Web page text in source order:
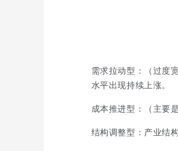
需求拉动型：（过度
水平出现持续上涨。
成本推进型：（主要
结构调整型：产业结